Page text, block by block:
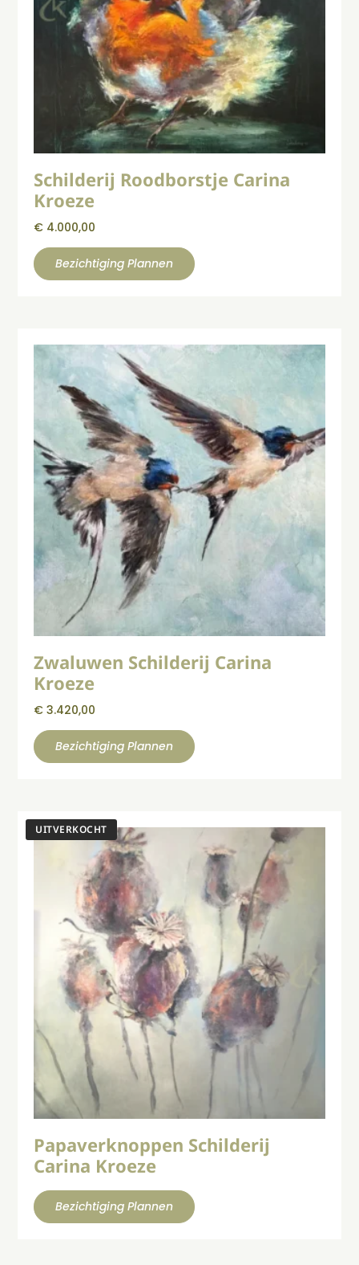
Schilderij Roodborstje Carina
Kroeze
€ 4.000,00
Bezichtiging Plannen
Zwaluwen Schilderij Carina
Kroeze
€ 3.420,00
Bezichtiging Plannen
Papaverknoppen Schilderij
Carina Kroeze
Bezichtiging Plannen